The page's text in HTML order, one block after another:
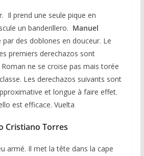
Il prend une seule pique en
un banderillero. Manuel
des doblones en douceur. Le
premiers derechazos sont
ne se croise pas mais torée
Les derechazos suivants sont
et longue à faire effet.
est efficace. Vuelta
Cristiano Torres
armé. Il met la tête dans la cape